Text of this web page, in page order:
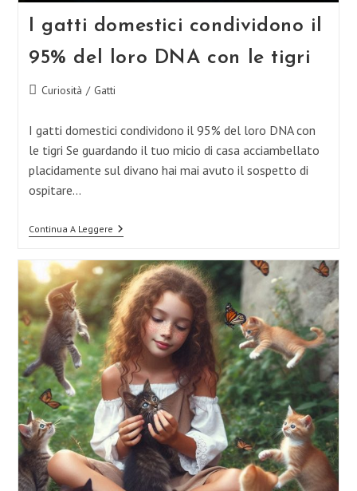
I gatti domestici condividono il
95% del loro DNA con le tigri
Categoria
Curiosità / Gatti
I gatti domestici condividono il 95% del loro DNA con
le tigri Se guardando il tuo micio di casa acciambellato
placidamente sul divano hai mai avuto il sospetto di
ospitare…
Continua A LeggereI
Gatti
Condividono
Il
95%
Del
Loro
DNA
Con
Le
Tigri